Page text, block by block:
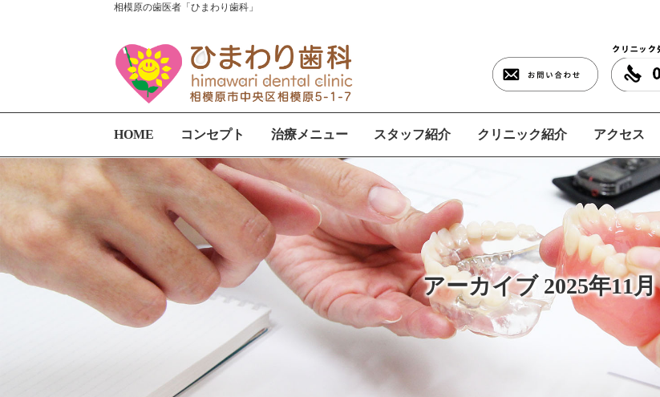
相模原の歯医者「ひまわり歯科」
HOME コンセプト 治療メニュー スタッフ紹介 クリニック紹介 アクセス
アーカイブ 2025年11月